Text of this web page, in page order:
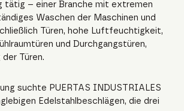
tätig – einer Branche mit extremen
Waschen der Maschinen und
Türen, hohe Luftfeuchtigkeit,
und Durchgangstüren,
Türen.
suchte PUERTAS INDUSTRIALES
Edelstahlbeschlägen, die drei